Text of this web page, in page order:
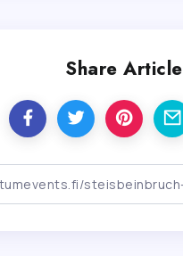
Share Article